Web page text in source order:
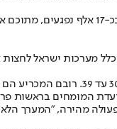
המומחים בראשות
פעולה מהירה, "המערך